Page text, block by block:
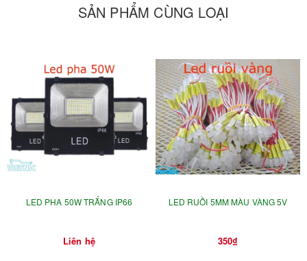
vật liệu nhựa trong suốt làm kính hội tụ.
kích thước : 3mm
►Khoảng cách 2 chân : 2.54mm
►Điện áp : 1.9 ~ 2.1V
► Dòng : 20mA
vực: bảng quảng cáo ngoài trời , bảng quảng báo, đồng hồ
SẢN PHẨM CÙNG LOẠI
LED PHA 50W TRẮNG IP66
Liên hệ
LED RUỒI 5MM MÀU VÀNG 5V
350₫